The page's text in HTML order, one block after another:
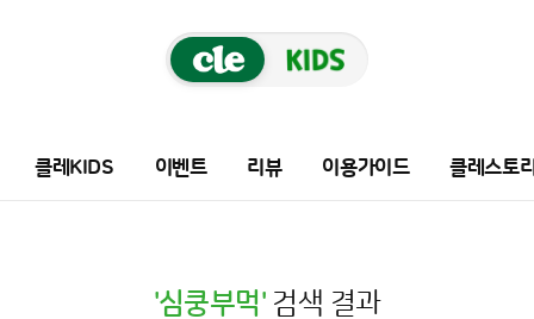
클레KIDS 이벤트 리뷰 이용가이드 클레스토리
'심쿵부먹' 검색 결과